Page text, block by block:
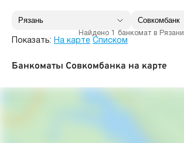
Найдено 1 банкомат в Рязани
Показать: На карте Списком
Банкоматы Совкомбанка на карте